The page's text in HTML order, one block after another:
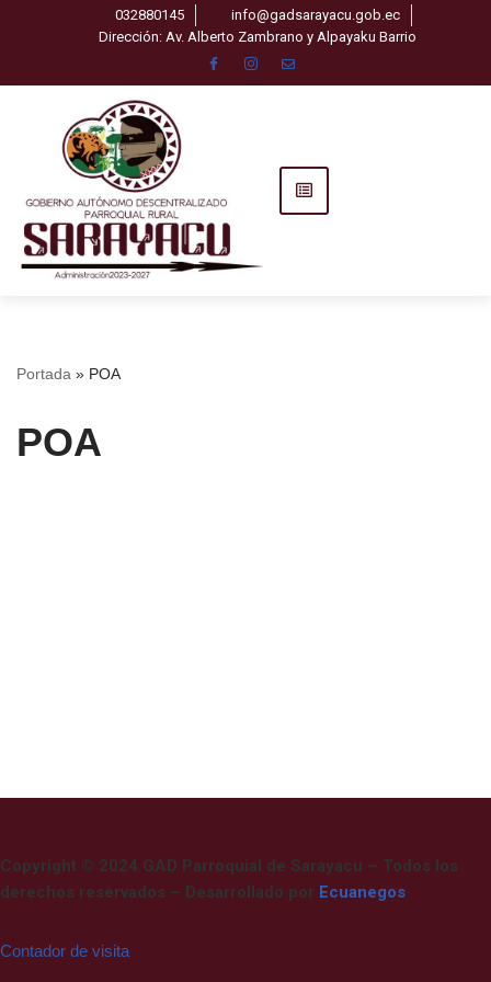
al
032880145
info@gadsarayacu.gob.ec
Dirección: Av. Alberto Zambrano y Alpayaku Barrio
Portada » POA
POA
Copyright © 2024 GAD Parroquial de Sarayacu – Todos los
derechos reservados – Desarrollado por Ecuanegos
Contador de visita